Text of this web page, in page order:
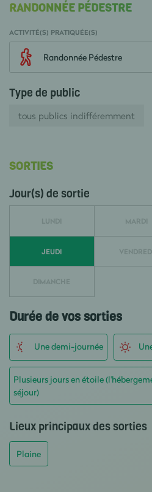
RANDONNÉE PÉDESTRE
ACTIVITÉ(S) PRATIQUÉE(S)
Randonnée Pédestre
Type de public
tous publics indifféremment
SORTIES
Jour(s) de sortie
LUNDI MARDI
JEUDI
DIMANCHE
Durée de vos sorties
Une demi-journée
Plusieurs jours en étoile
séjour)
Lieux principaux des sorties
Plaine